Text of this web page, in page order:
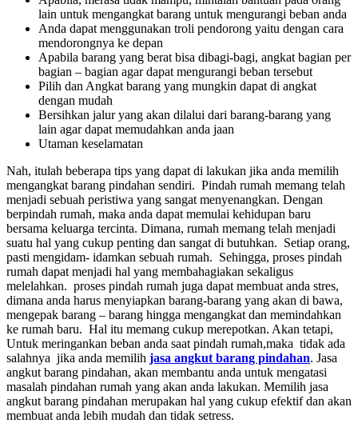
lain untuk mengangkat barang untuk mengurangi beban anda
Anda dapat menggunakan troli pendorong yaitu dengan cara
mendorongnya ke depan
Apabila barang yang berat bisa dibagi-bagi, angkat bagian per
bagian – bagian agar dapat mengurangi beban tersebut
Pilih dan Angkat barang yang mungkin dapat di angkat
dengan mudah
Bersihkan jalur yang akan dilalui dari barang-barang yang
lain agar dapat memudahkan anda jaan
Utaman keselamatan
Nah, itulah beberapa tips yang dapat di lakukan jika anda memilih
mengangkat barang pindahan sendiri. Pindah rumah memang telah
menjadi sebuah peristiwa yang sangat menyenangkan. Dengan
berpindah rumah, maka anda dapat memulai kehidupan baru
bersama keluarga tercinta. Dimana, rumah memang telah menjadi
suatu hal yang cukup penting dan sangat di butuhkan. Setiap orang,
pasti mengidam- idamkan sebuah rumah. Sehingga, proses pindah
rumah dapat menjadi hal yang membahagiakan sekaligus
melelahkan. proses pindah rumah juga dapat membuat anda stres,
dimana anda harus menyiapkan barang-barang yang akan di bawa,
mengepak barang – barang hingga mengangkat dan memindahkan
ke rumah baru. Hal itu memang cukup merepotkan. Akan tetapi,
Untuk meringankan beban anda saat pindah rumah,maka tidak ada
salahnya jika anda memilih jasa angkut barang pindahan. Jasa
angkut barang pindahan, akan membantu anda untuk mengatasi
masalah pindahan rumah yang akan anda lakukan. Memilih jasa
angkut barang pindahan merupakan hal yang cukup efektif dan akan
membuat anda lebih mudah dan tidak setress.